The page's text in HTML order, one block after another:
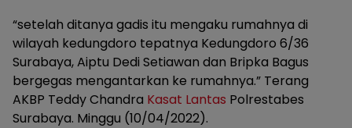
“setelah ditanya gadis itu mengaku rumahnya di
wilayah kedungdoro tepatnya Kedungdoro 6/36
Surabaya, Aiptu Dedi Setiawan dan Bripka Bagus
bergegas mengantarkan ke rumahnya.” Terang
AKBP Teddy Chandra Kasat Lantas Polrestabes
Surabaya. Minggu (10/04/2022).